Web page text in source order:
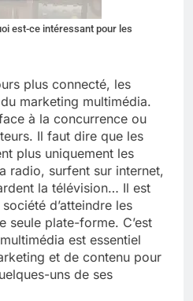
est-ce intéressant pour les
plus connecté, les
marketing multimédia.
à la concurrence ou
Il faut dire que les
plus uniquement les
radio, surfent sur internet,
la télévision… Il est
d’atteindre les
seule plate-forme. C’est
est essentiel
et de contenu pour
uns de ses